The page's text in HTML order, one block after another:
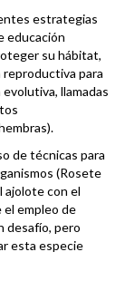
estrategias
educación
su hábitat,
para
llamadas
de técnicas para
(Rosete
ajolote con el
empleo de
desafío, pero
esta especie